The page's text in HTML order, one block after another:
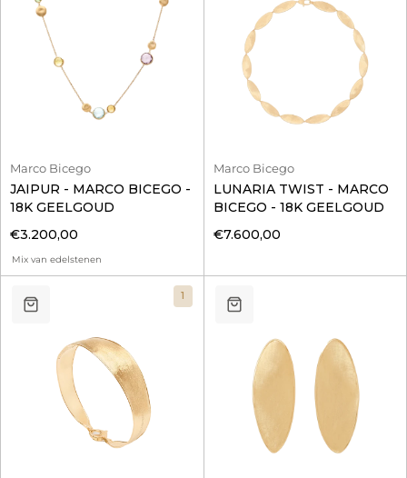
Marco Bicego
JAIPUR - MARCO BICEGO -
18K GEELGOUD
€3.200,00
Mix van edelstenen
Marco Bicego
LUNARIA TWIST - MARCO
BICEGO - 18K GEELGOUD
€7.600,00
1